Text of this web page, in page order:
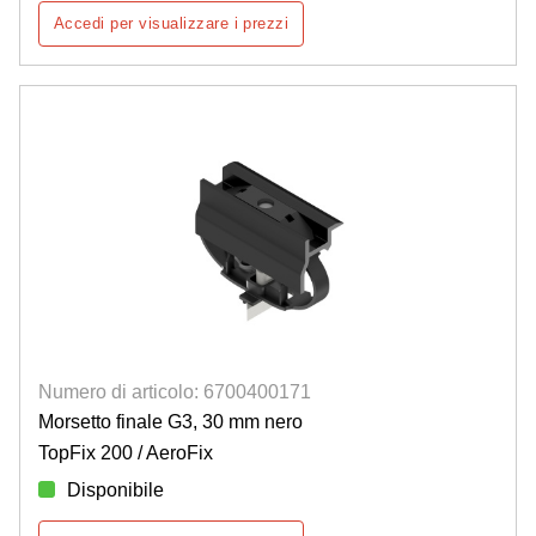
Accedi per visualizzare i prezzi
Numero di articolo: 6700400171
Morsetto finale G3, 30 mm nero
TopFix 200 / AeroFix
Disponibile